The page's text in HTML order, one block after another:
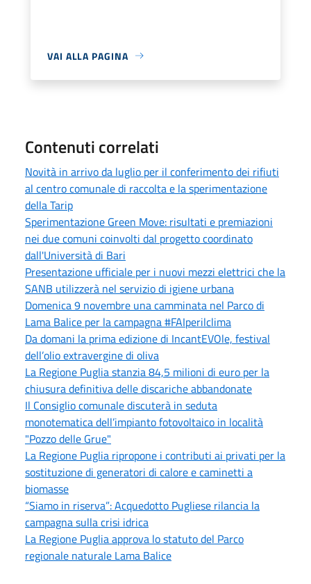
VAI ALLA PAGINA
Contenuti correlati
Novità in arrivo da luglio per il conferimento dei rifiuti
al centro comunale di raccolta e la sperimentazione
della Tarip
Sperimentazione Green Move: risultati e premiazioni
nei due comuni coinvolti dal progetto coordinato
dall'Università di Bari
Presentazione ufficiale per i nuovi mezzi elettrici che la
SANB utilizzerà nel servizio di igiene urbana
Domenica 9 novembre una camminata nel Parco di
Lama Balice per la campagna #FAIperilclima
Da domani la prima edizione di IncantEVOle, festival
dell’olio extravergine di oliva
La Regione Puglia stanzia 84,5 milioni di euro per la
chiusura definitiva delle discariche abbandonate
Il Consiglio comunale discuterà in seduta
monotematica dell’impianto fotovoltaico in località
"Pozzo delle Grue"
La Regione Puglia ripropone i contributi ai privati per la
sostituzione di generatori di calore e caminetti a
biomasse
“Siamo in riserva”: Acquedotto Pugliese rilancia la
campagna sulla crisi idrica
La Regione Puglia approva lo statuto del Parco
regionale naturale Lama Balice